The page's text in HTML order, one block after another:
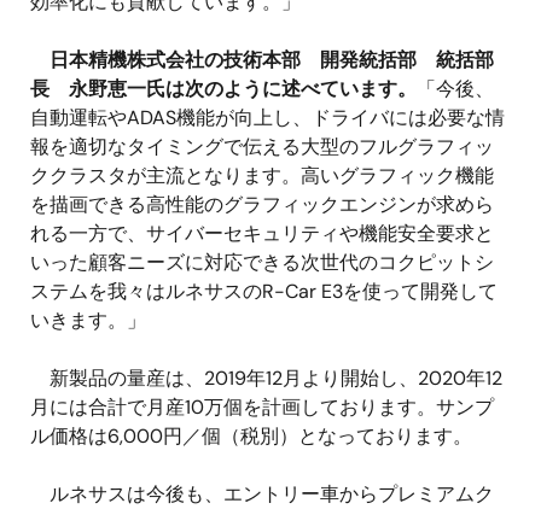
日本精機株式会社の技術本部 開発統括部 統括部
長 永野恵一氏は次のように述べています。
「今後、
自動運転やADAS機能が向上し、ドライバには必要な情
報を適切なタイミングで伝える大型のフルグラフィッ
ククラスタが主流となります。高いグラフィック機能
を描画できる高性能のグラフィックエンジンが求めら
れる一方で、サイバーセキュリティや機能安全要求と
いった顧客ニーズに対応できる次世代のコクピットシ
ステムを我々はルネサスのR-Car E3を使って開発して
いきます。」
新製品の量産は、2019年12月より開始し、2020年12
月には合計で月産10万個を計画しております。サンプ
ル価格は6,000円／個（税別）となっております。
ルネサスは今後も、エントリー車からプレミアムク